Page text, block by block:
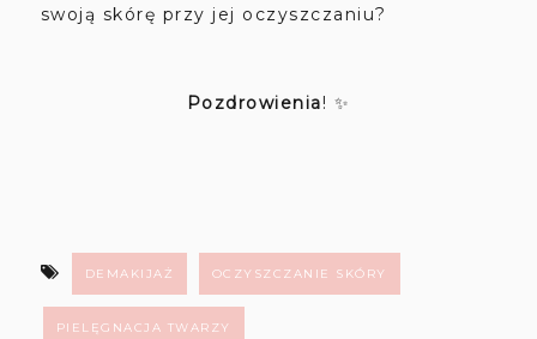
swoją skórę przy jej oczyszczaniu?
Pozdrowienia! ✨
DEMAKIJAŻ OCZYSZCZANIE SKÓRY
PIELĘGNACJA TWARZY